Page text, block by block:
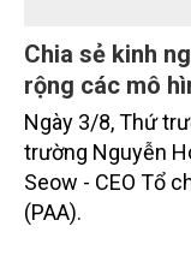
Chia sẻ kinh
rộng các mô
Ngày 3/8, Thứ
trường Nguyễn
Seow - CEO Tổ
(PAA).